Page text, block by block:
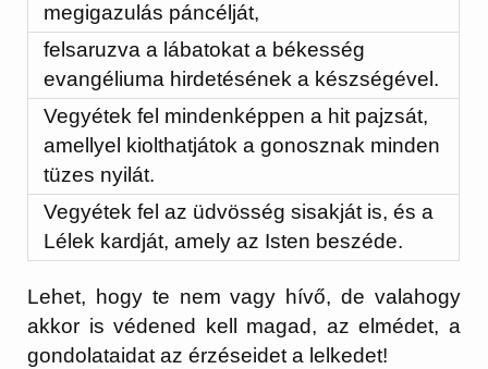
megigazulás páncélját,
felsaruzva a lábatokat a békesség
evangéliuma hirdetésének a készségével.
Vegyétek fel mindenképpen a hit pajzsát,
amellyel kiolthatjátok a gonosznak minden
tüzes nyilát.
Vegyétek fel az üdvösség sisakját is, és a
Lélek kardját, amely az Isten beszéde.
Lehet, hogy te nem vagy hívő, de valahogy
akkor is védened kell magad, az elmédet, a
gondolataidat az érzéseidet a lelkedet!